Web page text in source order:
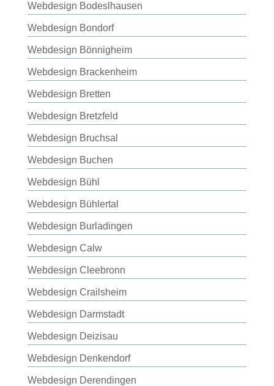
Webdesign Bodeslhausen
Webdesign Bondorf
Webdesign Bönnigheim
Webdesign Brackenheim
Webdesign Bretten
Webdesign Bretzfeld
Webdesign Bruchsal
Webdesign Buchen
Webdesign Bühl
Webdesign Bühlertal
Webdesign Burladingen
Webdesign Calw
Webdesign Cleebronn
Webdesign Crailsheim
Webdesign Darmstadt
Webdesign Deizisau
Webdesign Denkendorf
Webdesign Derendingen